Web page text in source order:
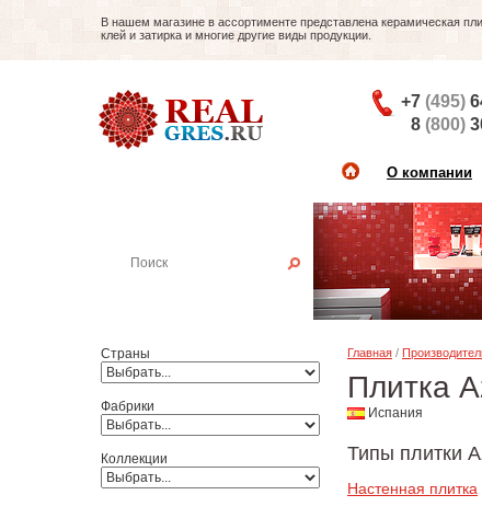
В нашем магазине в ассортименте представлена керамическая
клей и затирка и многие другие виды продукции.
+7 (495)
8 (800)
О компании
Страны
Фабрики
Коллекции
Главная /
Плитка
Испания
Типы плитки
Настенная плитка